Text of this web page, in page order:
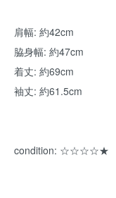
肩幅: 約42cm
脇身幅: 約47cm
着丈: 約69cm
袖丈: 約61.5cm
condition: ☆☆☆☆★